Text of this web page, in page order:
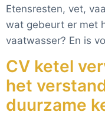
Etensresten, vet,
wat gebeurt er met
vaatwasser? En is
CV ketel
het
duurzame